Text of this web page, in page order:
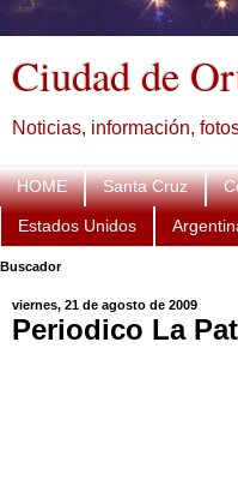
Ciudad de
Noticias, información,
HOME Santa Cruz
Estados Unidos
Buscador
viernes, 21 de agosto de 2009
Periodico La